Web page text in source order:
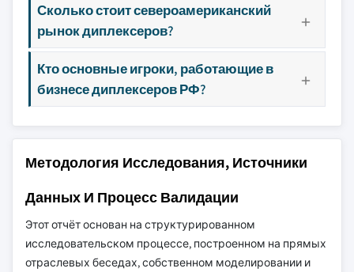
Сколько стоит североамериканский
рынок диплексеров?
Кто основные игроки, работающие в
бизнесе диплексеров РФ?
Методология Исследования, Источники
Данных И Процесс Валидации
Этот отчёт основан на структурированном
исследовательском процессе, построенном на прямых
отраслевых беседах, собственном моделировании и